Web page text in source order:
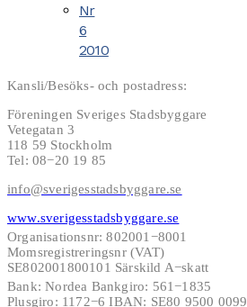
Nr
6
2010
Kansli/Besöks- och postadress:
Föreningen Sveriges Stadsbyggare
Vetegatan 3
118 59 Stockholm
Tel: 08−20 19 85
info@sverigesstadsbyggare.se
www.sverigesstadsbyggare.se
Organisationsnr: 802001−8001
Momsregistreringsnr (VAT)
SE802001800101 Särskild A−skatt
Bank: Nordea Bankgiro: 561−1835
Plusgiro: 1172−6 IBAN: SE80 9500 0099